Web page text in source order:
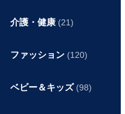
介護・健康 (21)
ファッション (120)
ベビー＆キッズ (98)